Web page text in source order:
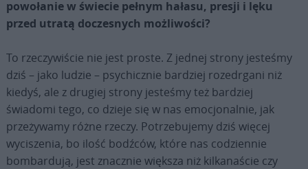
powołanie w świecie pełnym hałasu, presji i lęku
przed utratą doczesnych możliwości?
To rzeczywiście nie jest proste. Z jednej strony jesteśmy
dziś – jako ludzie – psychicznie bardziej rozedrgani niż
kiedyś, ale z drugiej strony jesteśmy też bardziej
świadomi tego, co dzieje się w nas emocjonalnie, jak
przeżywamy różne rzeczy. Potrzebujemy dziś więcej
wyciszenia, bo ilość bodźców, które nas codziennie
bombardują, jest znacznie większa niż kilkanaście czy